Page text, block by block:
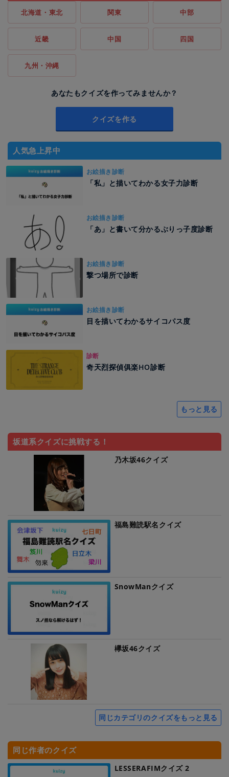
北海道・東北 関東 中部
近畿 中国 四国
九州・沖縄
あなたもクイズを作ってみませんか？
クイズを作る
人気急上昇中
お絵描き診断
「私」と描いてわかる女子力診断
お絵描き診断
「あ」と書いて分かるぶりっ子度診断
お絵描き診断
撃つ場所で診断
お絵描き診断
目を描いてわかるサイコパス度
診断
奇天烈探偵俱楽HO診断
もっと見る
坂道系クイズに挑戦する！
乃木坂46クイズ
福島難読駅名クイズ
SnowManクイズ
欅坂46クイズ
同じカテゴリのクイズをもっと見る
同じ作者のクイズ
LESSERAFIMクイズ 2